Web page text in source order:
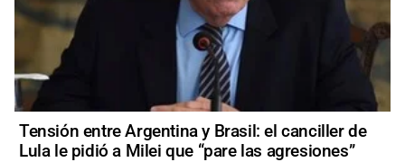
Tensión entre Argentina y Brasil: el canciller de
Lula le pidió a Milei que “pare las agresiones”